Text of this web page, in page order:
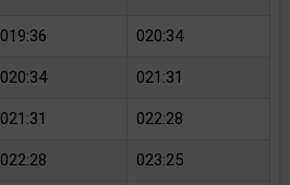
019:36 020:34
020:34 021:31
021:31 022:28
022:28 023:25